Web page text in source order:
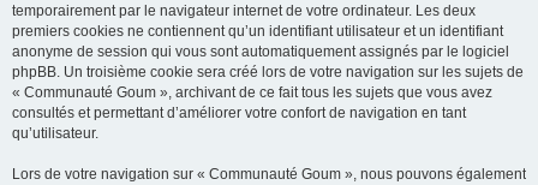
temporairement par le navigateur internet de votre ordinateur. Les deux
premiers cookies ne contiennent qu’un identifiant utilisateur et un identifiant
anonyme de session qui vous sont automatiquement assignés par le logiciel
phpBB. Un troisième cookie sera créé lors de votre navigation sur les sujets de
« Communauté Goum », archivant de ce fait tous les sujets que vous avez
consultés et permettant d’améliorer votre confort de navigation en tant
qu’utilisateur.
Lors de votre navigation sur « Communauté Goum », nous pouvons également